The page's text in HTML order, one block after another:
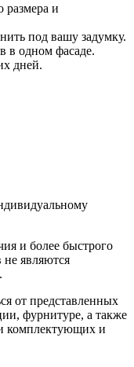
размера и
под вашу задумку.
в одном фасаде.
дней.
и более быстрого
не являются
от представленных
фурнитуре, а также
комплектующих и